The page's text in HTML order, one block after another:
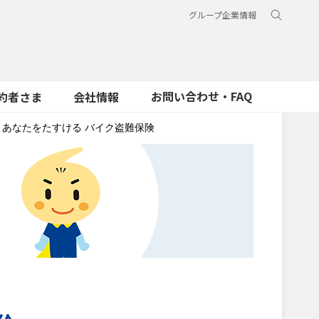
グループ企業情報
者さま 会社情報 お問い合わせ・FAQ
あなたをたすける バイク盗難保険